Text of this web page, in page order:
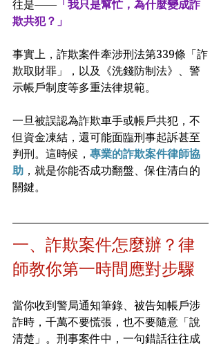
往是—— 「我只是幫忙，為什麼變成詐
欺共犯？」
事實上，詐欺案件牽涉刑法第339條「詐
欺取財罪」，以及《洗錢防制法》、警
示帳戶制度等多重法律規範。
一旦被誤認為詐欺車手或帳戶共犯，不
但資金凍結，還可能面臨刑事起訴甚至
判刑。這時候， 專業的詐欺案件律師協
助 ，就是你能否成功翻盤、保住清白的
關鍵。
一、詐欺案件怎麼辦？律
師教你第一時間應對步驟
當你收到警局通知筆錄、被告知帳戶涉
詐時，千萬不要慌張，也不要隨意「說
清楚」。刑事案件中，一句錯話往往成